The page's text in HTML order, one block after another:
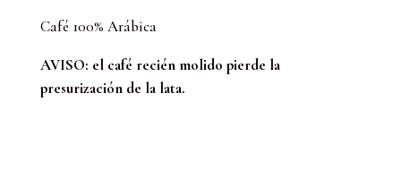
Café 100% Arábica
AVISO: el café recién molido pierde la
presurización de la lata.